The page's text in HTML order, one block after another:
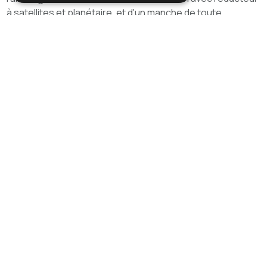
à satellites et planétaire, et d'un manche de toute